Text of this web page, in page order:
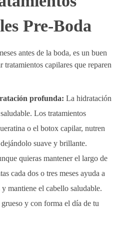
Pre-Boda
antes de la boda, es un buen
tratamientos capilares que reparen
profunda: La hidratación
Los tratamientos
o el botox capilar, nutren
suave y brillante.
quieras mantener el largo de
cada dos o tres meses ayuda a
mantiene el cabello saludable.
y con forma el día de tu